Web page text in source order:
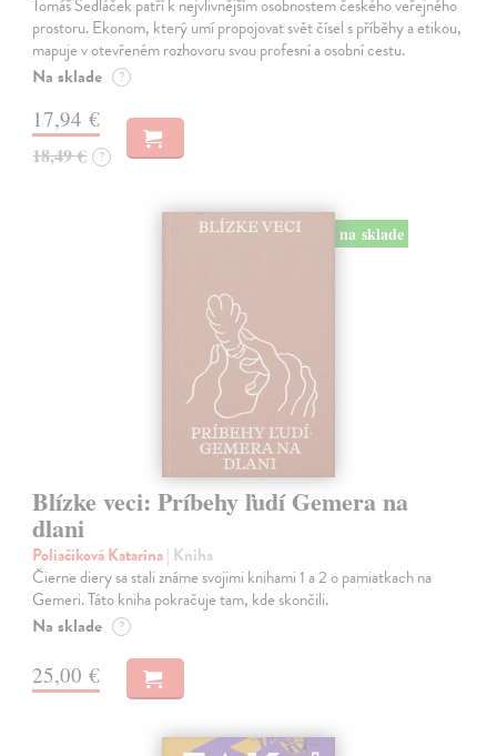
Tomáš Sedláček patří k nejvlivnějším osobnostem českého veřejného
prostoru. Ekonom, který umí propojovat svět čísel s příběhy a etikou,
mapuje v otevřeném rozhovoru svou profesní a osobní cestu.
Na sklade ?
17,94 €
18,49 € ?
na sklade
Blízke veci: Príbehy ľudí Gemera na
dlani
Poliačiková Katarína| Kniha
Čierne diery sa stali známe svojimi knihami 1 a 2 o pamiatkach na
Gemeri. Táto kniha pokračuje tam, kde skončili.
Na sklade ?
25,00 €